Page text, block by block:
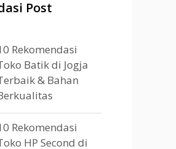
Post
Rekomendasi
Batik di Jogja
& Bahan
Rekomendasi
HP Second di